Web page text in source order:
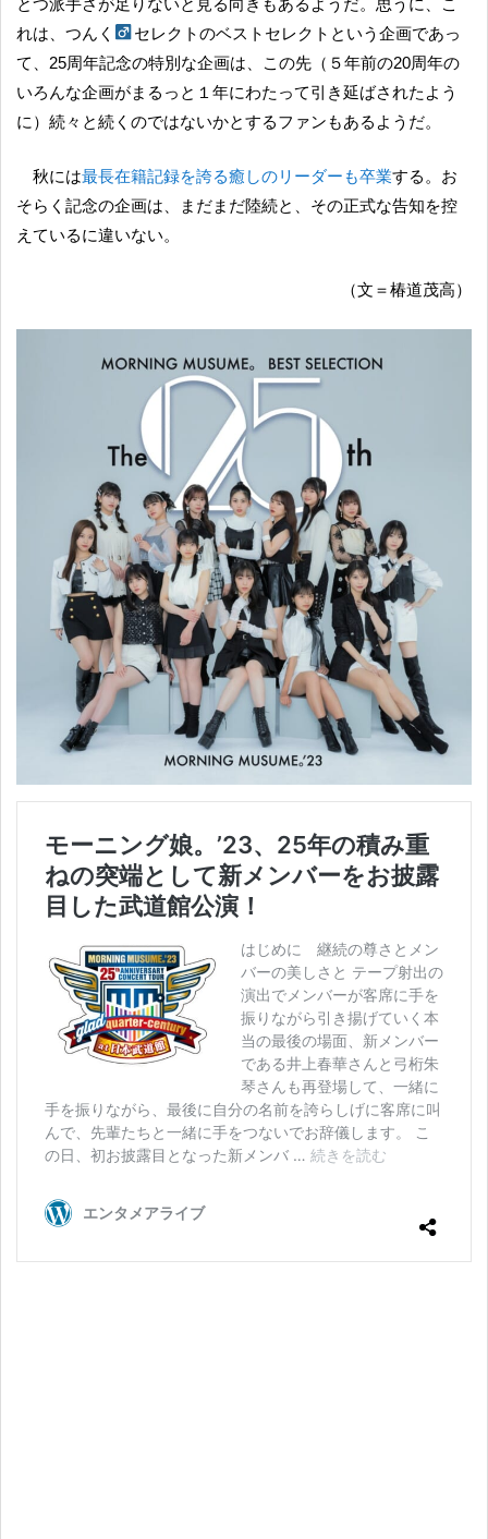
れは、つんく
セレクトのベストセレクトという企画であっ
て、25周年記念の特別な企画は、この先（５年前の20周年の
いろんな企画がまるっと１年にわたって引き延ばされたよう
に）続々と続くのではないかとするファンもあるようだ。
秋には最長在籍記録を誇る癒しのリーダーも卒業する。お
そらく記念の企画は、まだまだ陸続と、その正式な告知を控
えているに違いない。
（文＝椿道茂高）